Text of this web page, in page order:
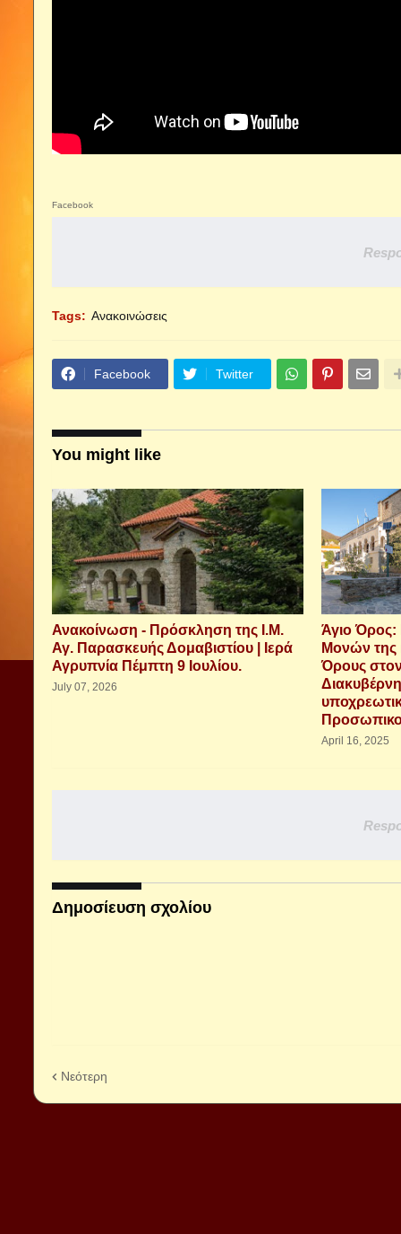
Facebook
Tags: Ανακοινώσεις
Facebook Twitter
You might like
Ανακοίνωση - Πρόσκληση της Ι.Μ.
Αγ. Παρασκευής Δομαβιστίου | Ιερά
Αγρυπνία Πέμπτη 9 Ιουλίου.
July 07, 2026
Άγιο Όρος:
Μονών της
Όρους
April 16, 2025
Δημοσίευση σχολίου
Νεότερη